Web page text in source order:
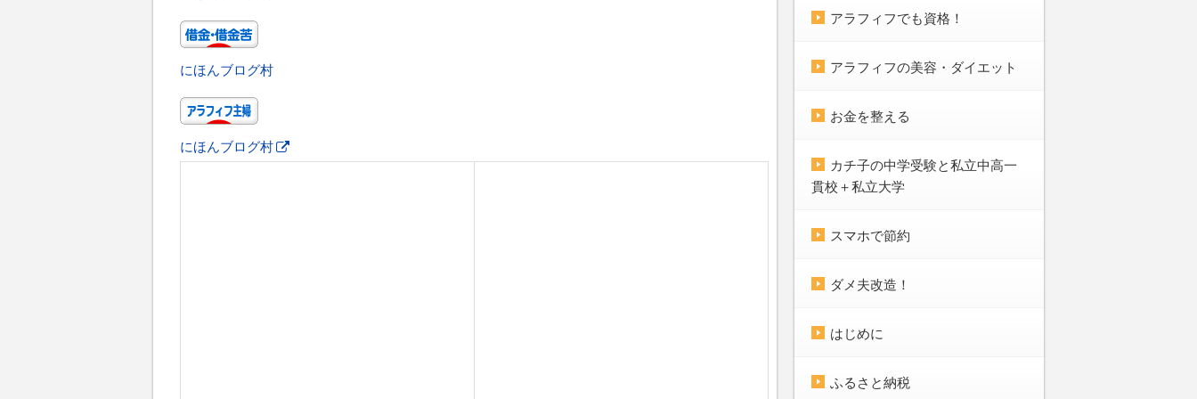
にほんブログ村
にほんブログ村
アラフィフでも資格！
アラフィフの美容・ダイエット
お金を整える
カチ子の中学受験と私立中高一
貫校＋私立大学
スマホで節約
ダメ夫改造！
はじめに
ふるさと納税